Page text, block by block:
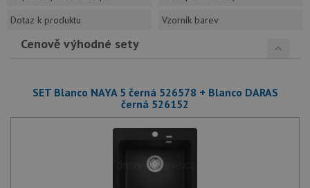
Dotaz k produktu
Vzorník barev
Cenově výhodné sety
SET Blanco NAYA 5 černá 526578 + Blanco DARAS
černá 526152